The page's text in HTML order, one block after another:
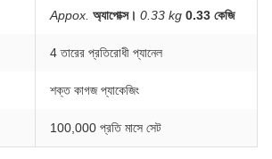
Appox. অ্যাপোক্স। 0.33 kg 0.33 কেজি
4 তারের প্রতিরোধী প্যানেল
শক্ত কাগজ প্যাকেজিং
100,000 প্রতি মাসে সেট